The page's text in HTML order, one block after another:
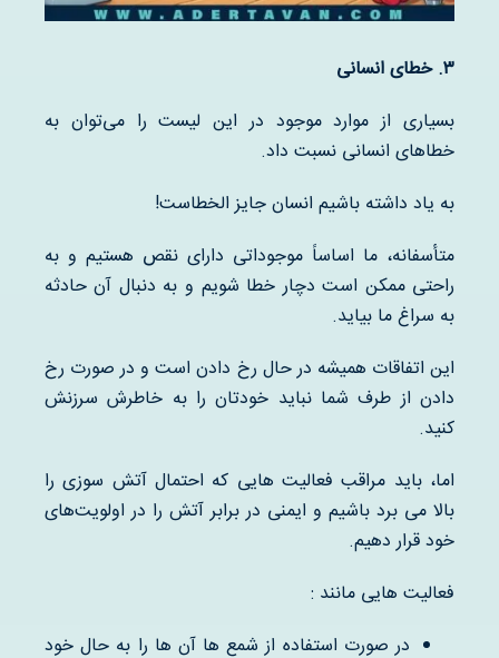
۳.خطای انسانی
بسیاری از موارد موجود در این لیست را می‌توان به
خطاهای انسانی نسبت داد.
به یاد داشته باشیم انسان جایز الخطاست!
متأسفانه، ما اساساً موجوداتی دارای نقص هستیم و به
راحتی ممکن است دچار خطا شویم و به دنبال آن حادثه
به سراغ ما بیاید.
این اتفاقات همیشه در حال رخ دادن است و در صورت رخ
دادن از طرف شما نباید خودتان را به خاطرش سرزنش
کنید.
اما، باید مراقب فعالیت هایی که احتمال آتش سوزی را
بالا می برد باشیم و ایمنی در برابر آتش را در اولویت‌های
خود قرار دهیم.
فعالیت هایی مانند :
در صورت استفاده از شمع ها آن ها را به حال خود